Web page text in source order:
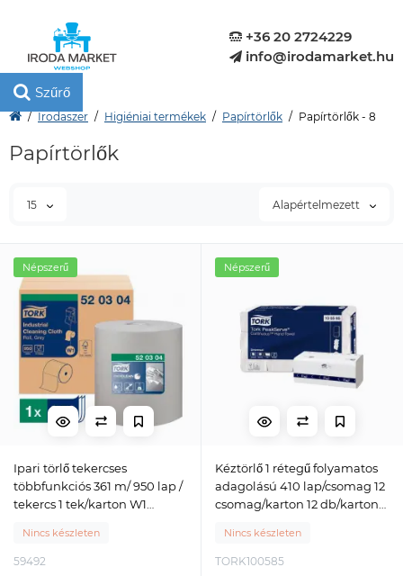
Szűrő
+36 20 2724229
info@irodamarket.hu
Irodaszer Higiéniai termékek Papírtörlők Papírtörlők - 8
Papírtörlők
15 Alapértelmezett
Népszerű
Ipari törlő tekercses
többfunkciós 361 m/ 950 lap /
tekercs 1 tek/karton W1
Nincs készleten
59492
Népszerű
Kéztörlő 1 rétegű folyamatos
adagolású 410 lap/csomag 12
csomag/karton 12 db/karton
fehér
Nincs készleten
TORK100585